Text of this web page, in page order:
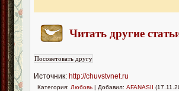
Читать другие
Источник: http://chuvstvnet.ru
Категория: Любовь | Добавил: AFANASII